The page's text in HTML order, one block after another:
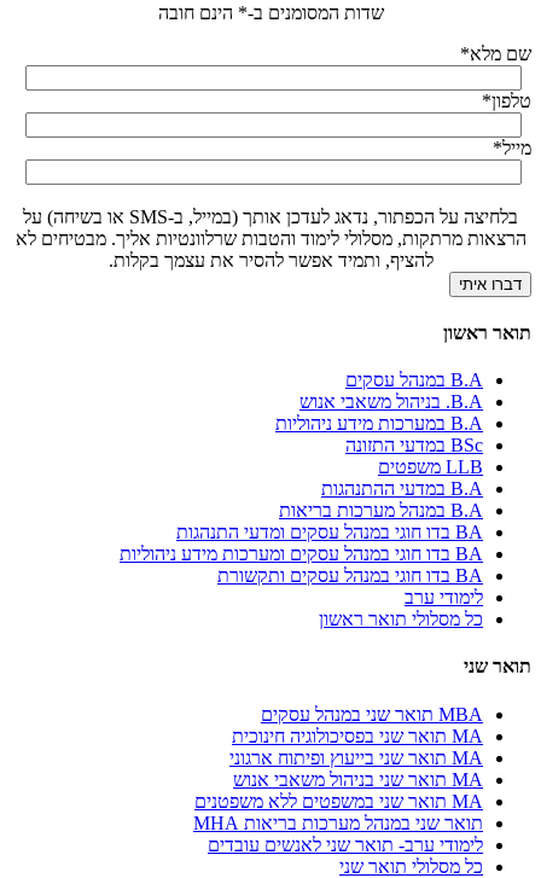
שדות המסומנים ב-* הינם חובה
שם מלא*
טלפון*
מייל*
בלחיצה על הכפתור, נדאג לעדכן אותך (במייל, ב-SMS או בשיחה) על
הרצאות מרתקות, מסלולי לימוד והטבות שרלוונטיות אליך. מבטיחים לא
להציף, ותמיד אפשר להסיר את עצמך בקלות.
תואר ראשון
B.A במנהל עסקים
B.A. בניהול משאבי אנוש
B.A במערכות מידע ניהוליות
BSc במדעי התזונה
LLB משפטים
B.A במדעי ההתנהגות
B.A במנהל מערכות בריאות
BA בדו חוגי במנהל עסקים ומדעי התנהגות
BA בדו חוגי במנהל עסקים ומערכות מידע ניהוליות
BA בדו חוגי במנהל עסקים ותקשורת
לימודי ערב
כל מסלולי תואר ראשון
תואר שני
MBA תואר שני במנהל עסקים
MA תואר שני בפסיכולוגיה חינוכית
MA תואר שני בייעוץ ופיתוח ארגוני
MA תואר שני בניהול משאבי אנוש
MA תואר שני במשפטים ללא משפטנים
תואר שני במנהל מערכות בריאות MHA
לימודי ערב- תואר שני לאנשים עובדים
כל מסלולי תואר שני